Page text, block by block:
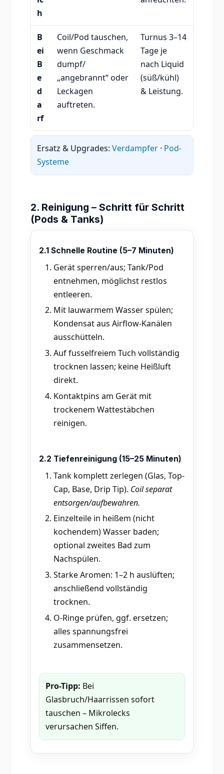
h
B
ei
B
e
d
a
rf
Coil/Pod tauschen,
wenn Geschmack
dumpf/
„angebrannt“ oder
Leckagen
auftreten.
Turnus 3–14
Tage je
nach Liquid
(süß/kühl)
& Leistung.
Ersatz & Upgrades:Verdampfer · Pod-
Systeme
2. Reinigung – Schritt für Schritt
(Pods & Tanks)
2.1 Schnelle Routine (5–7 Minuten)
Gerät sperren/aus; Tank/Pod
entnehmen, möglichst restlos
entleeren.
Mit lauwarmem Wasser spülen;
Kondensat aus Airflow-Kanälen
ausschütteln.
Auf fusselfreiem Tuch vollständig
trocknen lassen; keine Heißluft
direkt.
Kontaktpins am Gerät mit
trockenem Wattestäbchen
reinigen.
2.2 Tiefenreinigung (15–25 Minuten)
Tank komplett zerlegen (Glas, Top-
Cap, Base, Drip Tip). Coil separat
entsorgen/aufbewahren.
Einzelteile in heißem (nicht
kochendem) Wasser baden;
optional zweites Bad zum
Nachspülen.
Starke Aromen: 1–2 h auslüften;
anschließend vollständig
trocknen.
O-Ringe prüfen, ggf. ersetzen;
alles spannungsfrei
zusammensetzen.
Pro-Tipp: Bei
Glasbruch/Haarrissen sofort
tauschen – Mikrolecks
verursachen Siffen.